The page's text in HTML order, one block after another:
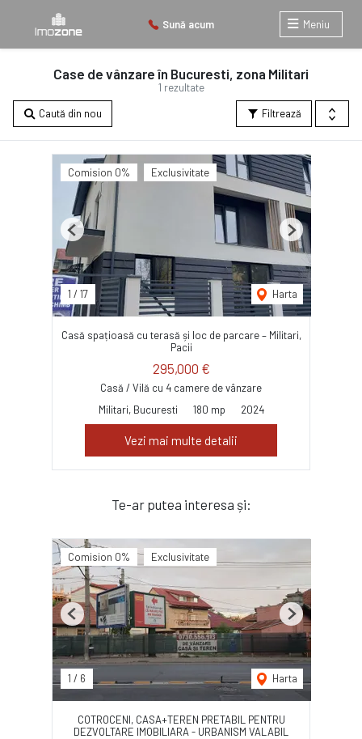
Sună acum Meniu
1 rezultate
Case de vânzare în Bucuresti, zona Militari
Filtrează
Caută din nou
Comision 0% Exclusivitate
1 / 17 Harta
Previous Next
Casă spațioasă cu terasă și loc de parcare – Militari,
Pacii
295,000 €
Casă / Vilă cu 4 camere de vânzare
Militari, Bucuresti
180 mp 2024
Vezi mai multe detalii
Te-ar putea interesa și:
Comision 0% Exclusivitate
1 / 6 Harta
Previous Next
COTROCENI, CASA+TEREN PRETABIL PENTRU
DEZVOLTARE IMOBILIARA - URBANISM VALABIL